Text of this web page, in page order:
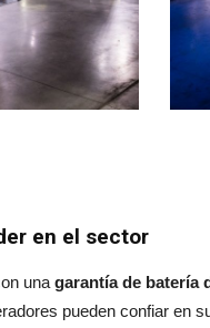
en el sector
unagarantía de batería
pueden confiar en